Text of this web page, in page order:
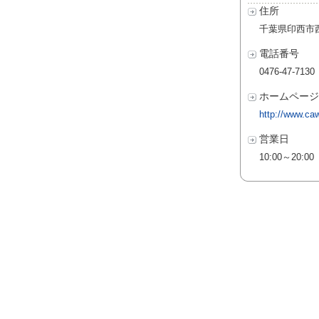
住所
千葉県印西市
電話番号
0476-47-7130
ホームページ
http://
営業日
10:00～20:00